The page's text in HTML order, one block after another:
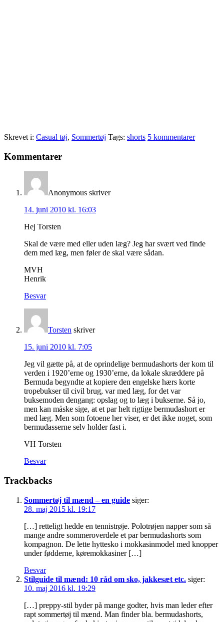
Skrevet i: Casual tøj, Sommertøj Tags: shorts 5 kommentarer
Læserinteraktioner
Kommentarer
Anonymous skriver
14. juni 2010 kl. 16:03
Hej Torsten
Skal de være med eller uden læg? Jeg har svært ved finde
dem med læg, men føler de skal være sådan.
MVH
Henrik
Besvar
Torsten skriver
15. juni 2010 kl. 7:05
Jeg vil gætte på, at de oprindelige bermudashorts der kom til
verden i 1920’erne og 1930’erne, da lokale skræddere på
Bermuda begyndte at kopiere den engelske hærs korte
tropebukser til civil brug, var med læg, for det var
buksemoden dengang: opslag og to læg i bukserne. Så jo,
men kan måske sige, at et par helt rigtige bermudashort er
med læg. Men som fotoene her viser, er det ikke noget, som
bermudasserne selv holder fast i.
VH Torsten
Besvar
Trackbacks
Sommertøj til mænd – en guide siger:
28. maj 2015 kl. 19:17
[…] retteligt hedde en tennistrøje. Polotrøjen napper som så
mange andre sommeroverdele et par bermudashorts som
kompagnon. De lette hyttesko i mokkasinmodel med knopper
under fødderne, køremokkasiner […]
Besvar
Stilguide til mænd: 10 råd om sko, jakkesæt etc. siger:
10. maj 2016 kl. 19:29
[…] preppy-stil byder på mange godter, hvis man leder efter
rapt sommertøj til mænd. Man finder bla. bermudashorts,